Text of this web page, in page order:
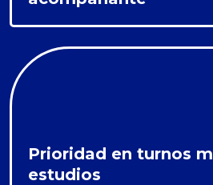
Prioridad en turnos
estudios